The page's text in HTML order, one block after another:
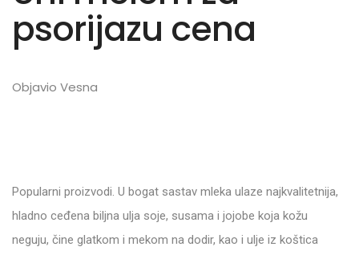
psorijazu cena
Objavio Vesna
Popularni proizvodi. U bogat sastav mleka ulaze najkvalitetnija,
hladno ceđena biljna ulja soje, susama i jojobe koja kožu
neguju, čine glatkom i mekom na dodir, kao i ulje iz koštica